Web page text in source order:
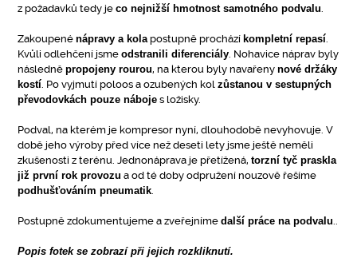
z požadavků tedy jeco nejnižší hmotnost samotného podvalu.
Zakoupenénápravy a kolapostupně prochází kompletní repasí.
Kvůli odlehčení jsmeodstranili diferenciály. Nohavice náprav byly
následněpropojeny rourou, na kterou byly navařenynové držáky
kostí. Po vyjmutí poloos a ozubených kolzůstanou v sestupných
převodovkách pouze náboje s ložisky.
Podval, na kterém je kompresor nyní, dlouhodobě nevyhovuje. V
době jeho výroby před více než deseti lety jsme ještě neměli
zkušenosti z terénu. Jednonáprava je přetížená,torzní tyč praskla
již první rok provozu a od té doby odpružení nouzově řešíme
podhušťováním pneumatik.
Postupně zdokumentujeme a zveřejnímedalší práce na podvalu..
Popis fotek se zobrazí při jejich rozkliknutí.